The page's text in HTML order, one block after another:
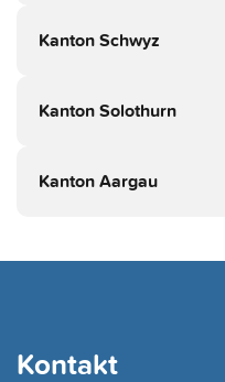
Kanton Schwyz
Kanton Solothurn
Kanton Aargau
Kontakt